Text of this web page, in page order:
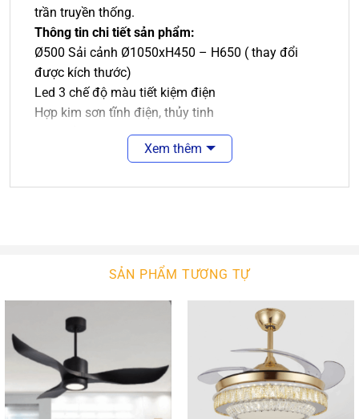
trần truyền thống.
Thông tin chi tiết sản phẩm:
Ø500 Sải cảnh Ø1050xH450 – H650 ( thay đổi
được kích thước)
Led 3 chế độ màu tiết kiệm điện
Hợp kim sơn tĩnh điện, thủy tinh
Ưu điểm và tiện ích:
quạt có khả năng thu gọn lại khi không sử dụng
cho người sử dụng.
Quạt được điều khiển bằng bằng remote có nút
bấm với 3 cấp độ gió khác nhau, mang lại hiệu
Được trang bị điều khiển từ xa tiện lợi mà không
cần di chuyển người dùng vẫn có thể điều chỉnh
Xem thêm
SẢN PHẨM TƯƠNG TỰ